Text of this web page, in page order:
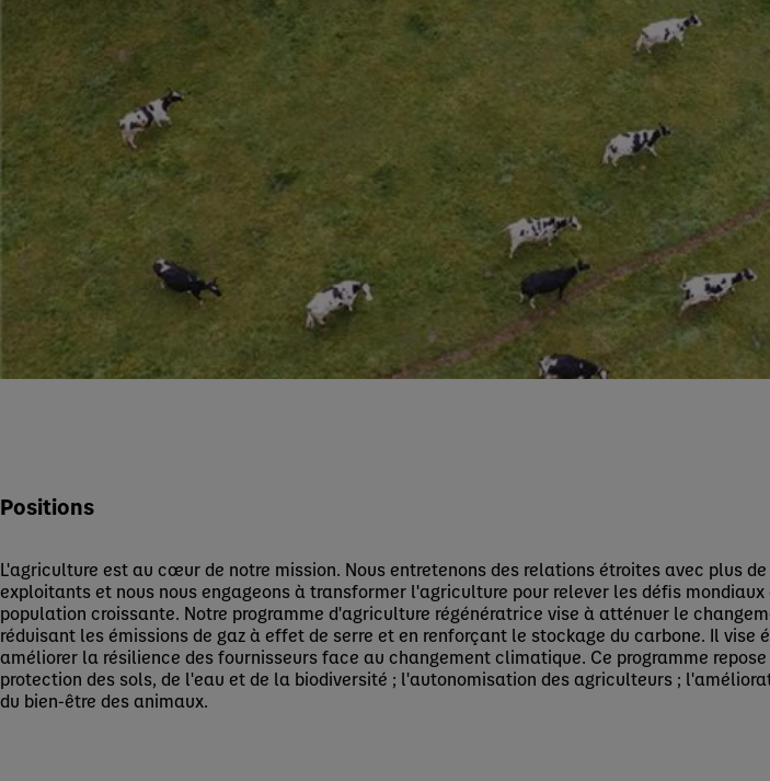
Positions
L'agriculture est au cœur de notre mission. Nous entretenons des relations étroites avec plus
exploitants et nous nous engageons à transformer l'agriculture pour relever les défis mondiaux
population croissante. Notre programme d'agriculture régénératrice vise à atténuer le
réduisant les émissions de gaz à effet de serre et en renforçant le stockage du carbone. Il vise
améliorer la résilience des fournisseurs face au changement climatique. Ce programme
protection des sols, de l'eau et de la biodiversité ; l'autonomisation des agriculteurs ;
du bien-être des animaux.